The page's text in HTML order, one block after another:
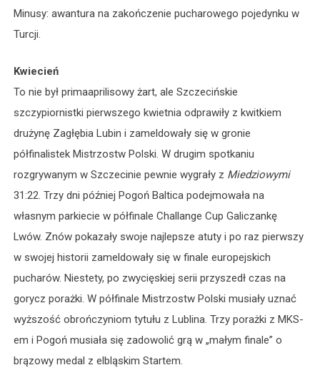
Minusy: awantura na zakończenie pucharowego pojedynku w
Turcji.
Kwiecień
To nie był primaaprilisowy żart, ale Szczecińskie
szczypiornistki pierwszego kwietnia odprawiły z kwitkiem
drużynę Zagłębia Lubin i zameldowały się w gronie
półfinalistek Mistrzostw Polski. W drugim spotkaniu
rozgrywanym w Szczecinie pewnie wygrały z Miedziowymi
31:22. Trzy dni później Pogoń Baltica podejmowała na
własnym parkiecie w półfinale Challange Cup Galiczankę
Lwów. Znów pokazały swoje najlepsze atuty i po raz pierwszy
w swojej historii zameldowały się w finale europejskich
pucharów. Niestety, po zwycięskiej serii przyszedł czas na
gorycz porażki. W półfinale Mistrzostw Polski musiały uznać
wyższość obrończyniom tytułu z Lublina. Trzy porażki z MKS-
em i Pogoń musiała się zadowolić grą w „małym finale” o
brązowy medal z elbląskim Startem.